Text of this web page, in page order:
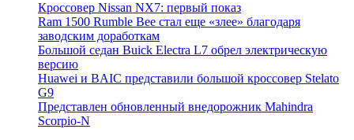
Кроссовер Nissan NX7: первый показ
Ram 1500 Rumble Bee стал еще «злее» благодаря
заводским доработкам
Большой седан Buick Electra L7 обрел электрическую
версию
Huawei и BAIC представили большой кроссовер Stelato
G9
Представлен обновленный внедорожник Mahindra
Scorpio-N